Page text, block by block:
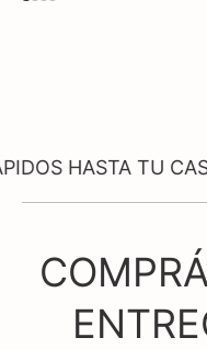
TU CASA.